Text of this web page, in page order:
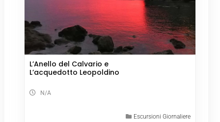
L’Anello del Calvario e
L’acquedotto Leopoldino
N/A
Escursioni Giornaliere